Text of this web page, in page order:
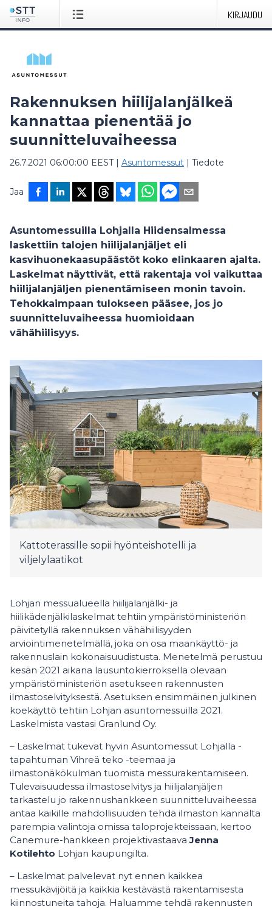
KIRJAUDU
Rakennuksen hiilijalanjälkeä
kannattaa pienentää jo
suunnitteluvaiheessa
26.7.2021 06:00:00 EEST| Asuntomessut | Tiedote
Jaa
Asuntomessuilla Lohjalla Hiidensalmessa
laskettiin talojen hiilijalanjäljet eli
kasvihuonekaasupäästöt koko elinkaaren ajalta.
Laskelmat näyttivät, että rakentaja voi vaikuttaa
hiilijalanjäljen pienentämiseen monin tavoin.
Tehokkaimpaan tulokseen pääsee, jos jo
suunnitteluvaiheessa huomioidaan
vähähiilisyys.
Kattoterassille sopii hyönteishotelli ja
viljelylaatikot
Lohjan messualueella hiilijalanjälki- ja
hiilikädenjälkilaskelmat tehtiin ympäristöministeriön
päivitetyllä rakennuksen vähähiilisyyden
arviointimenetelmällä, joka on osa maankäyttö- ja
rakennuslain kokonaisuudistusta. Menetelmä perustuu
kesän 2021 aikana lausuntokierroksella olevaan
ympäristöministeriön asetukseen rakennusten
ilmastoselvityksestä. Asetuksen ensimmäinen julkinen
koekäyttö tehtiin Lohjan asuntomessuilla 2021.
Laskelmista vastasi Granlund Oy.
– Laskelmat tukevat hyvin Asuntomessut Lohjalla -
tapahtuman Vihreä teko -teemaa ja
ilmastonäkökulman tuomista messurakentamiseen.
Tulevaisuudessa ilmastoselvitys ja hiilijalanjäljen
tarkastelu jo rakennushankkeen suunnitteluvaiheessa
antaa kaikille mahdollisuuden tehdä ilmaston kannalta
parempia valintoja omissa taloprojekteissaan, kertoo
Canemure-hankkeen projektivastaavaJenna
Kotilehto Lohjan kaupungilta.
– Laskelmat palvelevat nyt ennen kaikkea
messukävijöitä ja kaikkia kestävästä rakentamisesta
kiinnostuneita tahoja. Haluamme tehdä rakennusten